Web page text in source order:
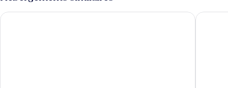
Suite
Familiale
chambre
Suite
Best Western Carmel's Town House Lodge Carmel